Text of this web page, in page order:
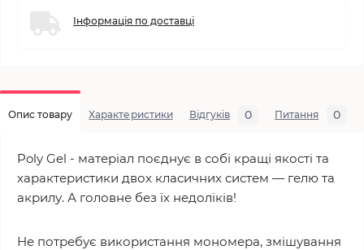
Інформація по доставці
Опис товару Характеристики Відгуків 0 Питання 0
Poly Gel - матеріал поєднує в собі кращі якості та
характеристики двох класичних систем — гелю та
акрилу. А головне без їх недоліків!
Не потребує використання мономера, змішування